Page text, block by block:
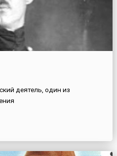
деятель, один из